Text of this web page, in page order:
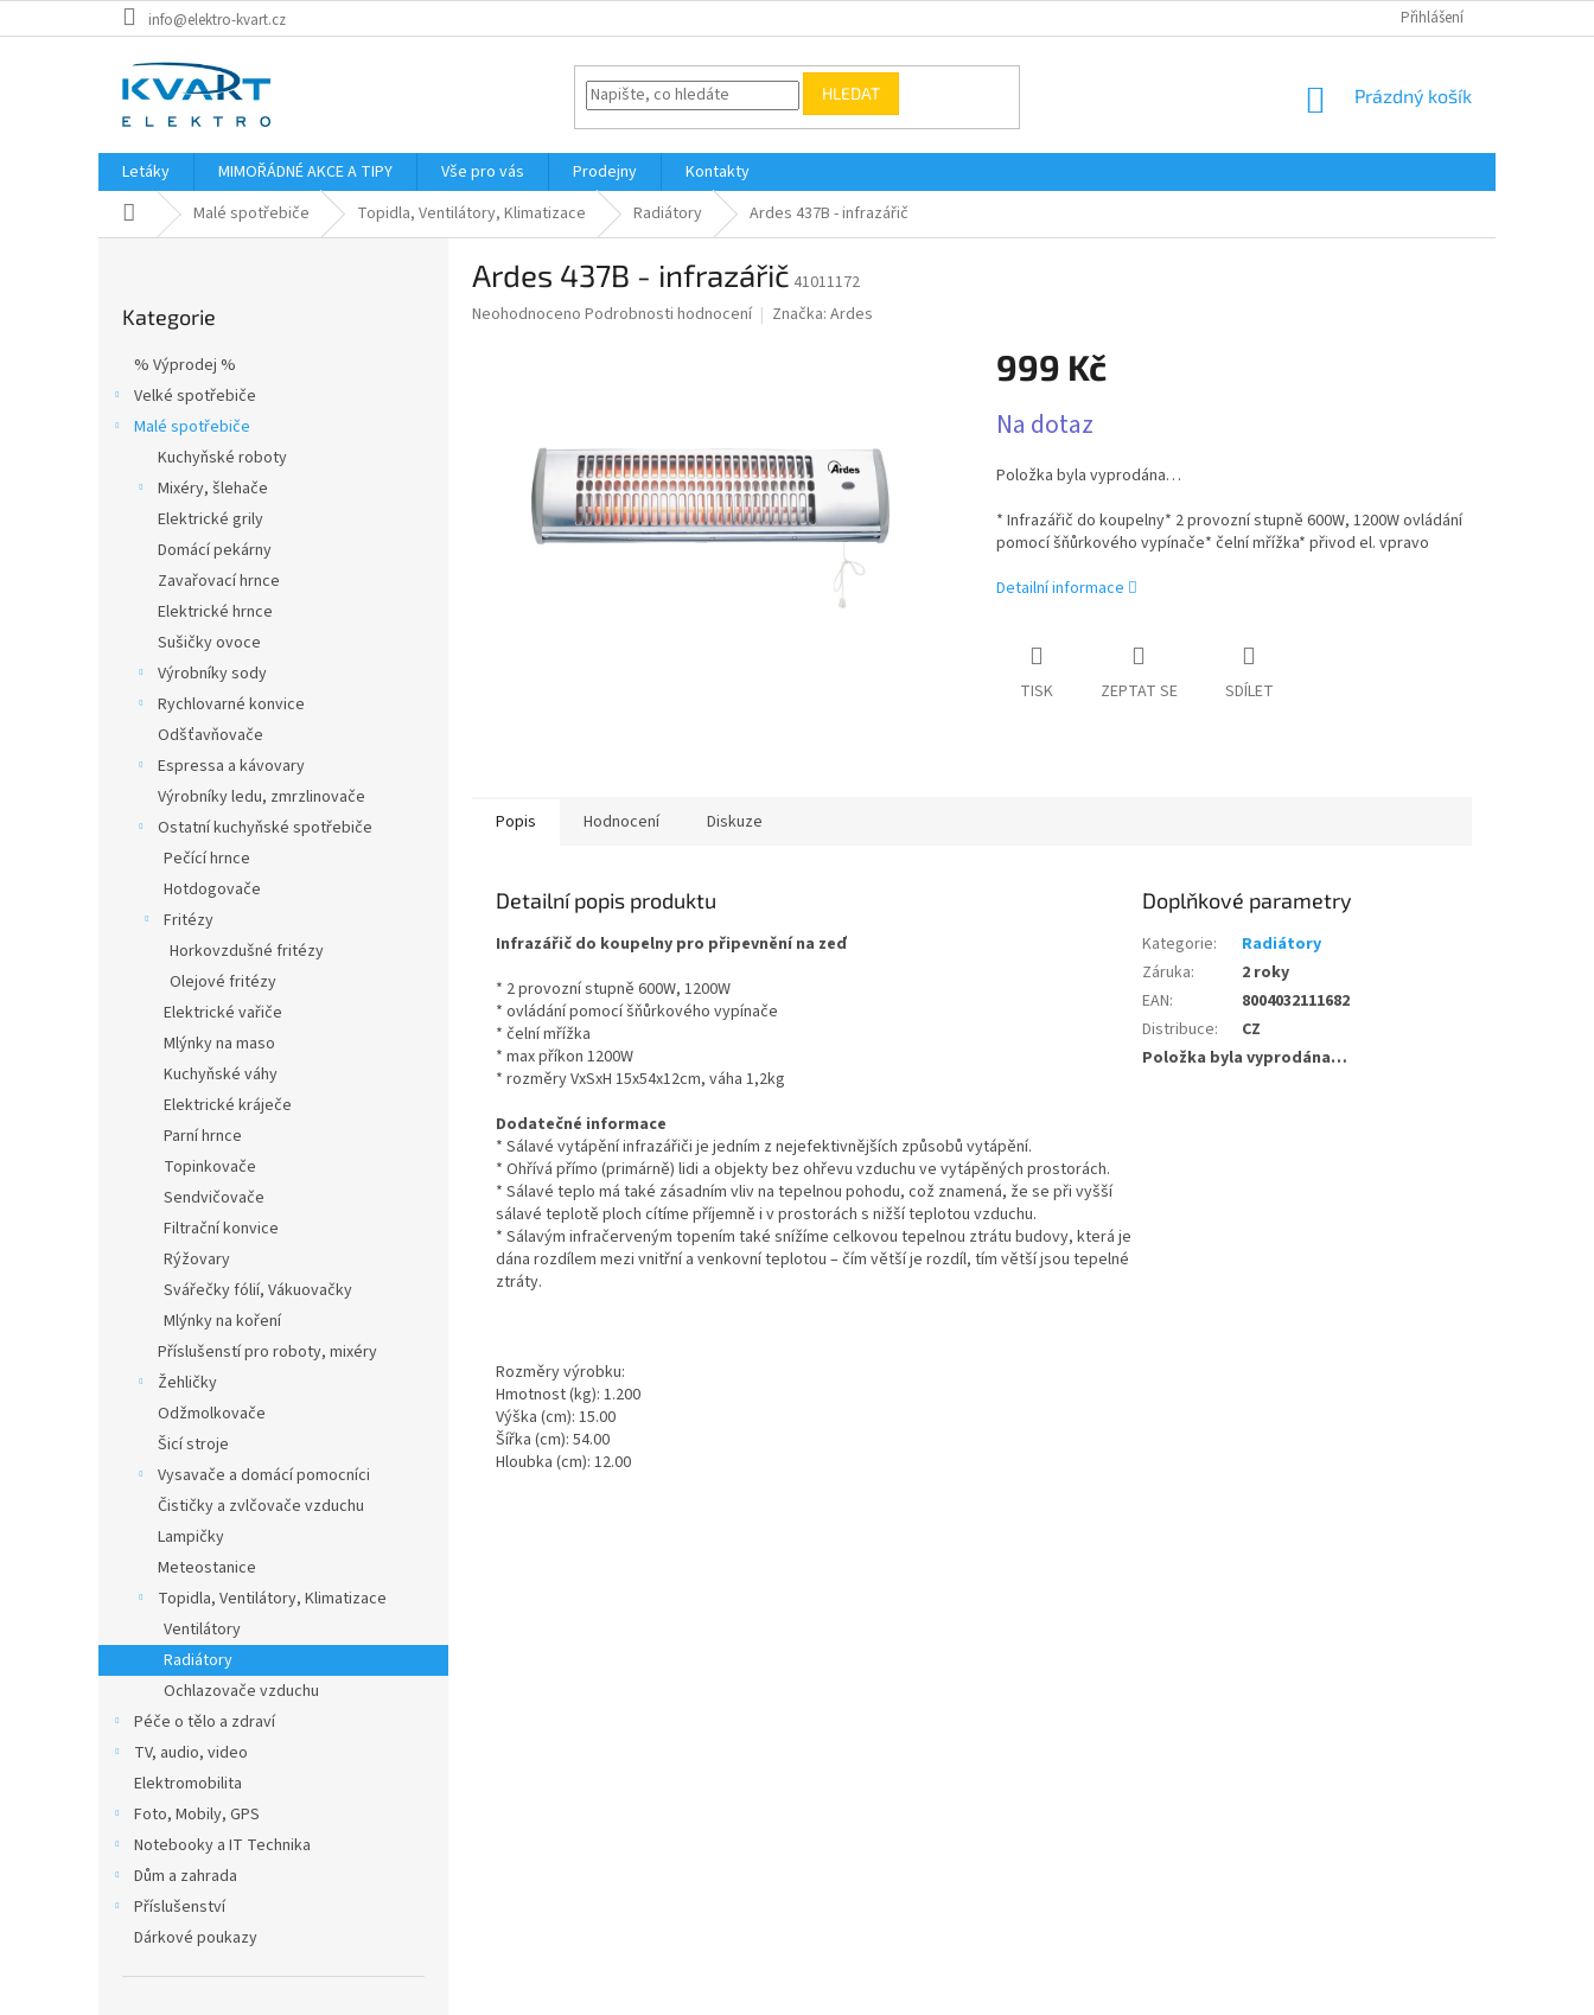
na
info@elektro-kvart.cz Přihlášení
HLEDAT
NÁKUPNÍ
Prázdný košík
Letáky MIMOŘÁDNÉ AKCE A TIPY Vše pro vás Prodejny
Kontakty
Domů Malé spotřebiče Topidla, Ventilátory, Klimatizace Radiátory Ardes 437B - infrazářič
kategorie
Kategorie
% Výprodej %
Velké spotřebiče
Malé spotřebiče
Kuchyňské roboty
Mixéry, šlehače
Elektrické grily
Domácí pekárny
Zavařovací hrnce
Elektrické hrnce
Sušičky ovoce
Výrobníky sody
Rychlovarné konvice
Odšťavňovače
Espressa a kávovary
Výrobníky ledu, zmrzlinovače
Ostatní kuchyňské spotřebiče
Pečící hrnce
Hotdogovače
Fritézy
Horkovzdušné fritézy
Olejové fritézy
Elektrické vařiče
Mlýnky na maso
Kuchyňské váhy
Elektrické kráječe
Parní hrnce
Topinkovače
Sendvičovače
Filtrační konvice
Rýžovary
Svářečky fólií, Vákuovačky
Mlýnky na koření
Příslušenstí pro roboty, mixéry
Žehličky
Odžmolkovače
Šicí stroje
Vysavače a domácí pomocníci
Čističky a zvlčovače vzduchu
Lampičky
Meteostanice
Topidla, Ventilátory, Klimatizace
Ventilátory
Radiátory
Ochlazovače vzduchu
Péče o tělo a zdraví
TV, audio, video
Elektromobilita
Foto, Mobily, GPS
Notebooky a IT Technika
Dům a zahrada
Příslušenství
Dárkové poukazy
Ardes 437B - infrazářič 41011172
Průměrné
hvězdiček.
Neohodnoceno Podrobnosti hodnocení Značka: Ardes
999 Kč
cena:
Na dotaz
Položka byla vyprodána…
* Infrazářič do koupelny* 2 provozní stupně 600W, 1200W ovládání
pomocí šňůrkového vypínače* čelní mřížka* přivod el. vpravo
Detailní informace
TISK ZEPTAT SE SDÍLET
Popis Hodnocení Diskuze
Detailní popis produktu
Infrazářič do koupelny pro připevnění na zeď
* 2 provozní stupně 600W, 1200W
* ovládání pomocí šňůrkového vypínače
* čelní mřížka
* max příkon 1200W
* rozměry VxSxH 15x54x12cm, váha 1,2kg
Dodatečné informace
* Sálavé vytápění infrazářiči je jedním z nejefektivnějších způsobů vytápění.
* Ohřívá přímo (primárně) lidi a objekty bez ohřevu vzduchu ve vytápěných prostorách.
* Sálavé teplo má také zásadním vliv na tepelnou pohodu, což znamená, že se při vyšší
sálavé teplotě ploch cítíme příjemně i v prostorách s nižší teplotou vzduchu.
* Sálavým infračerveným topením také snížíme celkovou tepelnou ztrátu budovy, která je
dána rozdílem mezi vnitřní a venkovní teplotou – čím větší je rozdíl, tím větší jsou tepelné
ztráty.
Rozměry výrobku:
Hmotnost (kg): 1.200
Výška (cm): 15.00
Šířka (cm): 54.00
Hloubka (cm): 12.00
Doplňkové parametry
Kategorie:
Radiátory
Záruka:
2 roky
EAN:
8004032111682
Distribuce:
CZ
Položka byla vyprodána…